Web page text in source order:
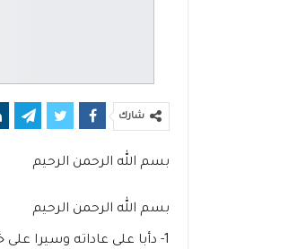
شارك
بسم الله الرحمن الرحيم
بسم الله الرحمن الرحيم
1- دأبا على عاداته وسيرا